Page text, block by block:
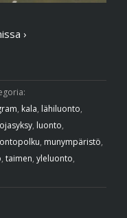
›
, kala, lähiluonto,
, luonto,
, munympäristö,
, taimen, yleluonto,